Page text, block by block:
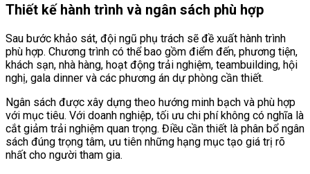
Thiết kế hành trình và ngân sách phù hợp
Sau bước khảo sát, đội ngũ phụ trách sẽ đề xuất hành trình
phù hợp. Chương trình có thể bao gồm điểm đến, phương tiện,
khách sạn, nhà hàng, hoạt động trải nghiệm, teambuilding, hội
nghị, gala dinner và các phương án dự phòng cần thiết.
Ngân sách được xây dựng theo hướng minh bạch và phù hợp
với mục tiêu. Với doanh nghiệp, tối ưu chi phí không có nghĩa là
cắt giảm trải nghiệm quan trọng. Điều cần thiết là phân bổ ngân
sách đúng trọng tâm, ưu tiên những hạng mục tạo giá trị rõ
nhất cho người tham gia.